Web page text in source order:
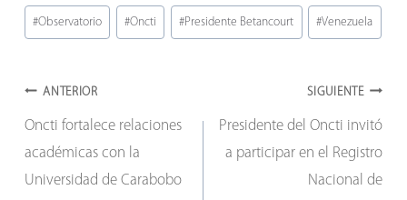
la#Observatorio #Oncti #Presidente Betancourt #Venezuela
Navegación
de
entradas
ANTERIOR
Oncti fortalece relaciones
académicas con la
Universidad de Carabobo
SIGUIENTE
Presidente del Oncti invitó
a participar en el Registro
Nacional de